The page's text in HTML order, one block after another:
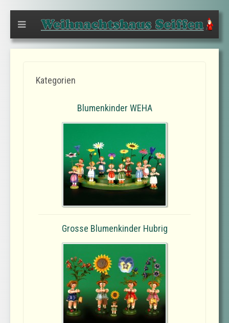
Kategorien
Blumenkinder WEHA
Grosse Blumenkinder Hubrig